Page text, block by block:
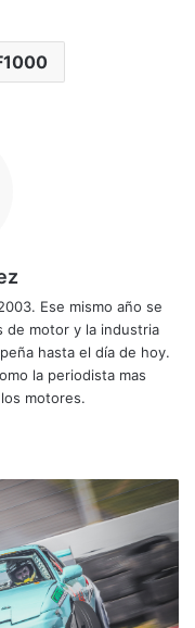
Ese mismo año se
de motor y la industria
hasta el día de hoy.
la periodista mas
motores.